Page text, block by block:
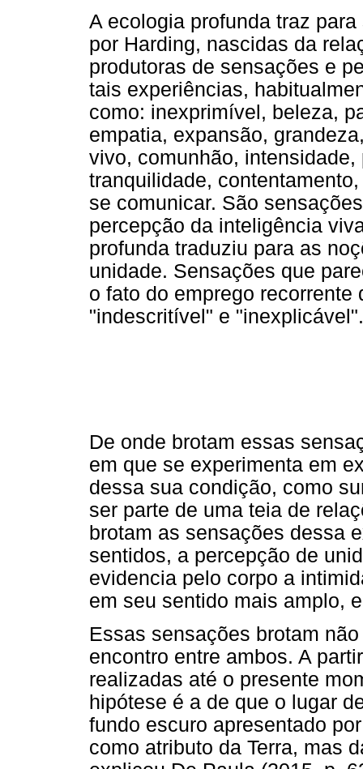
A ecologia profunda traz
por Harding, nascidas da
produtoras de sensações e
tais experiências,
como: inexprimível, beleza,
empatia, expansão,
vivo, comunhão,
tranquilidade,
se comunicar. São
percepção da inteligência
profunda traduziu para as
unidade. Sensações que
o fato do emprego
"indescritível" e "inexplicável".
De onde brotam essas
em que se experimenta em
dessa sua condição, como
ser parte de uma teia de
brotam as sensações dessa
sentidos, a percepção de
evidencia pelo corpo a
em seu sentido mais amplo,
Essas sensações brotam
encontro entre ambos. A
realizadas até o presente
hipótese é a de que o lugar
fundo escuro apresentado
como atributo da Terra, mas